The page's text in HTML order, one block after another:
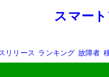
スマー
リリース ランキング 故障者